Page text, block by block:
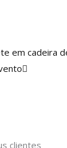
em cadeira
Próximo
clientes